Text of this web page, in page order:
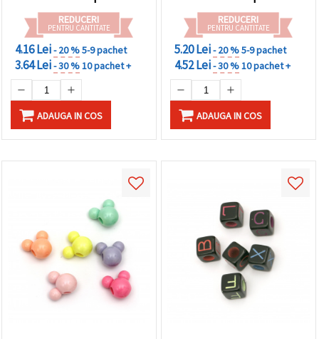
REDUCERI
PENTRU CANTITATE
4.16 Lei- 20 %5-9 pachet
3.64 Lei- 30 %10 pachet +
ADAUGA IN COS
REDUCERI
PENTRU CANTITATE
5.20 Lei- 20 %5-9 pachet
4.52 Lei- 30 %10 pachet +
ADAUGA IN COS